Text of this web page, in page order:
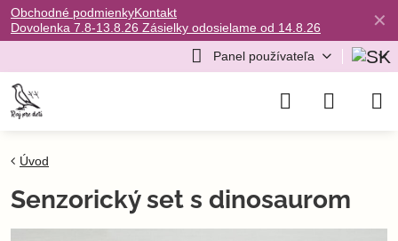
✕
Obchodné podmienkyKontakt
Dovolenka 7.8-13.8.26 Zásielky odosielame od 14.8.26
Panel používateľa
Úvod
Senzorický set s dinosaurom